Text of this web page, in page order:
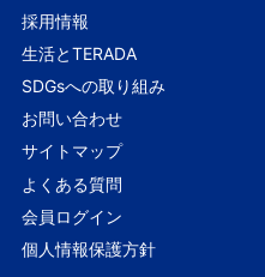
採用情報
生活とTERADA
SDGsへの取り組み
お問い合わせ
サイトマップ
よくある質問
会員ログイン
個人情報保護方針